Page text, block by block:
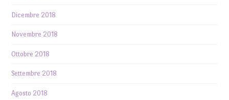
Dicembre 2018
Novembre 2018
Ottobre 2018
Settembre 2018
Agosto 2018